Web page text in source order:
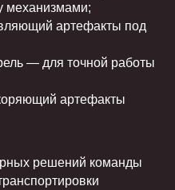
механизмами;
артефакты под
— для точной работы
артефакты
решений команды